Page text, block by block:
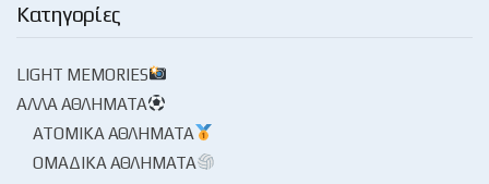
Κατηγορίες
LIGHT MEMORIES
ΆΛΛΑ ΑΘΛΉΜΑΤΑ
ΑΤΟΜΙΚΆ ΑΘΛΉΜΑΤΑ
ΟΜΑΔΙΚΆ ΑΘΛΉΜΑΤΑ